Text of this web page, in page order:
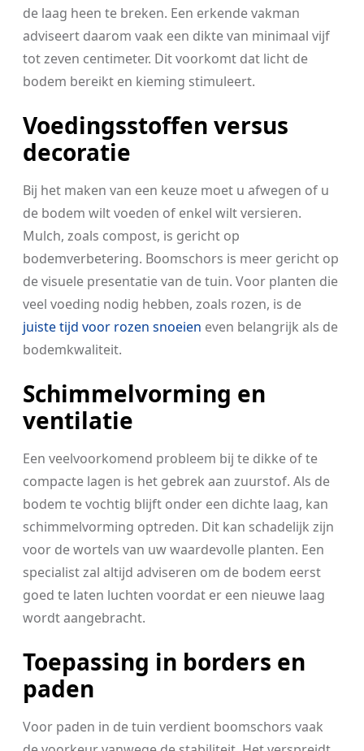
de laag heen te breken. Een erkende vakman
adviseert daarom vaak een dikte van minimaal vijf
tot zeven centimeter. Dit voorkomt dat licht de
bodem bereikt en kieming stimuleert.
Voedingsstoffen versus
decoratie
Bij het maken van een keuze moet u afwegen of u
de bodem wilt voeden of enkel wilt versieren.
Mulch, zoals compost, is gericht op
bodemverbetering. Boomschors is meer gericht op
de visuele presentatie van de tuin. Voor planten die
veel voeding nodig hebben, zoals rozen, is de
juiste tijd voor rozen snoeien even belangrijk als de
bodemkwaliteit.
Schimmelvorming en
ventilatie
Een veelvoorkomend probleem bij te dikke of te
compacte lagen is het gebrek aan zuurstof. Als de
bodem te vochtig blijft onder een dichte laag, kan
schimmelvorming optreden. Dit kan schadelijk zijn
voor de wortels van uw waardevolle planten. Een
specialist zal altijd adviseren om de bodem eerst
goed te laten luchten voordat er een nieuwe laag
wordt aangebracht.
Toepassing in borders en
paden
Voor paden in de tuin verdient boomschors vaak